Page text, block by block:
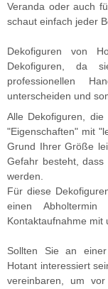
Veranda oder auch
schaut einfach jeder
Dekofiguren von
Dekofiguren, da
professionellen
unterscheiden und
Alle Dekofiguren,
"Eigenschaften" mit
Grund Ihrer Größe
Gefahr besteht, dass
werden.
Für diese
einen
Kontaktaufnahme mit
Sollten Sie an
Hotant interessiert
vereinbaren, um